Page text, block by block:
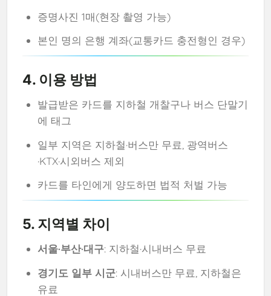
증명사진 1매(현장 촬영 가능)
본인 명의 은행 계좌(교통카드 충전형인 경우)
4. 이용 방법
발급받은 카드를 지하철 개찰구나 버스 단말기
에 태그
일부 지역은 지하철·버스만 무료, 광역버스
·KTX·시외버스 제외
카드를 타인에게 양도하면 법적 처벌 가능
5. 지역별 차이
서울·부산·대구: 지하철·시내버스 무료
경기도 일부 시군: 시내버스만 무료, 지하철은
유료